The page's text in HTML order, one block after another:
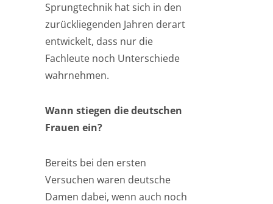
Sprungtechnik hat sich in den
zurückliegenden Jahren derart
entwickelt, dass nur die
Fachleute noch Unterschiede
wahrnehmen.
Wann stiegen die deutschen
Frauen ein?
Bereits bei den ersten
Versuchen waren deutsche
Damen dabei, wenn auch noch